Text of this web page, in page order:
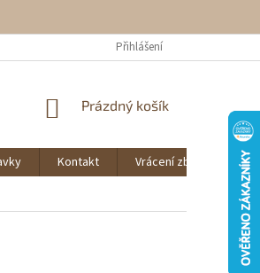
Přihlášení
NÁKUPNÍ
Prázdný košík
Kontakt Vrácení zboží
O